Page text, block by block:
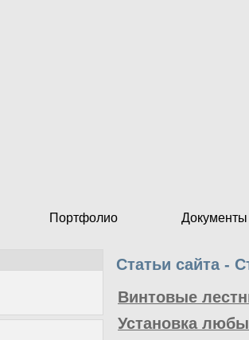
Портфолио Документы
Статьи сайта -
Винтовые
Установка